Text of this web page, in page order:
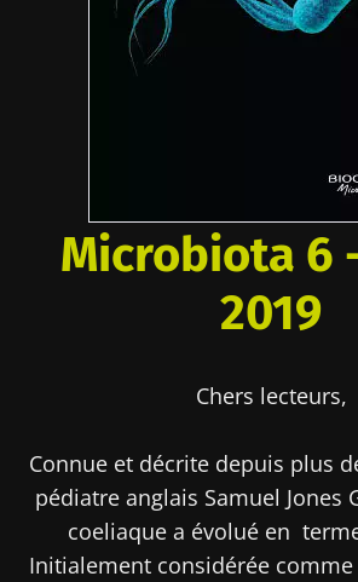
Microbiota 6
2019
Chers lecteurs,
Connue et décrite depuis plus
pédiatre anglais Samuel Jones
coeliaque a évolué en
Initialement considérée